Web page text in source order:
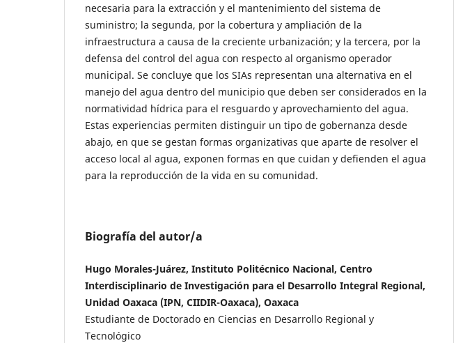
necesaria para la extracción y el mantenimiento del sistema de
suministro; la segunda, por la cobertura y ampliación de la
infraestructura a causa de la creciente urbanización; y la tercera, por la
defensa del control del agua con respecto al organismo operador
municipal. Se concluye que los SIAs representan una alternativa en el
manejo del agua dentro del municipio que deben ser considerados en la
normatividad hídrica para el resguardo y aprovechamiento del agua.
Estas experiencias permiten distinguir un tipo de gobernanza desde
abajo, en que se gestan formas organizativas que aparte de resolver el
acceso local al agua, exponen formas en que cuidan y defienden el agua
para la reproducción de la vida en su comunidad.
Biografía del autor/a
Hugo Morales-Juárez, Instituto Politécnico Nacional, Centro
Interdisciplinario de Investigación para el Desarrollo Integral Regional,
Unidad Oaxaca (IPN, CIIDIR-Oaxaca), Oaxaca
Estudiante de Doctorado en Ciencias en Desarrollo Regional y
Tecnológico